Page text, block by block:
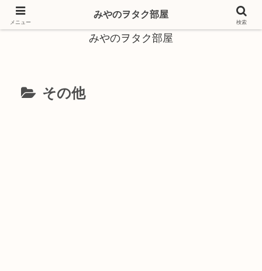
みやのヲタク部屋
その他
メニュー
みやのヲタク部屋
検索